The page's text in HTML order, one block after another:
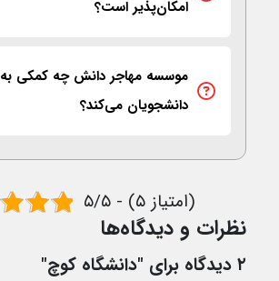
امکان‌پذیر است؟
موسسه مهاجر دانش چه کمکی به
دانشجویان می‌کند؟
۵/۵ - (۵ امتیاز)
نظرات و دیدگاه‌ها
۲ دیدگاه برای " دانشگاه کوچ"